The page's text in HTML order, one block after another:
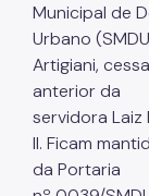
Municipal de
Urbano
Artigiani,
anterior da
servidora Laiz
II. Ficam
da Portaria